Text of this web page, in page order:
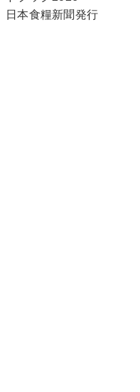
日本食糧新聞発行